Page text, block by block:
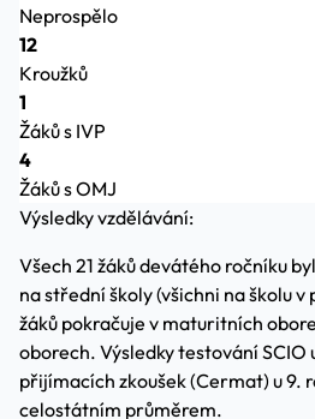
Neprospělo
12
Kroužků
1
Žáků s IVP
4
Žáků s OMJ
Výsledky vzdělávání:
Všech 21 žáků devátého ročníku
na střední školy (všichni na školu v
žáků pokračuje v maturitních
oborech. Výsledky testování SCIO
přijímacích zkoušek (Cermat) u 9.
celostátním průměrem.